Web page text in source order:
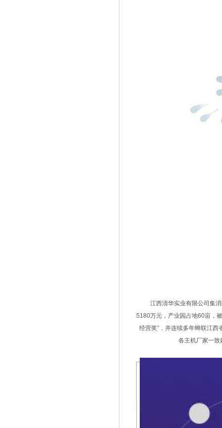
江西清华实业有限公司集消
5180万元，产业园占地60亩，被
经营奖”，并连续多年蝉联江西
各主机厂家一致